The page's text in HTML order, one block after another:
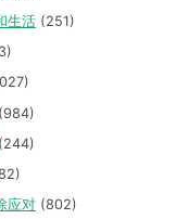
生活 (251)
(984)
(244)
应对 (802)